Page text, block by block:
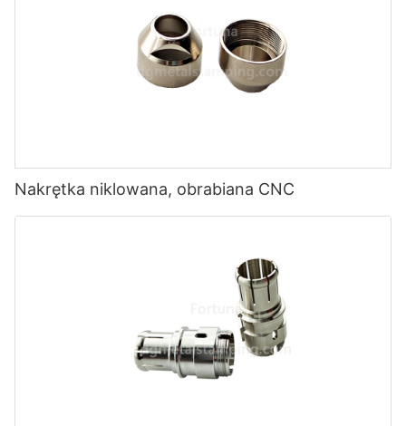
Nakrętka niklowana, obrabiana CNC